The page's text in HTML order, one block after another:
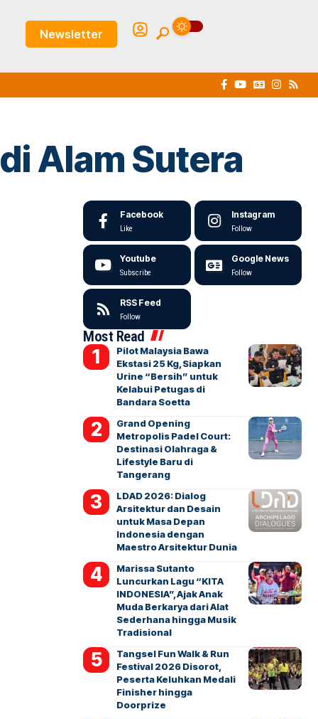
Newsletter
Alam Sutera
Facebook
Like
Instagram
Follow
Youtube
Subscribe
Google News
Follow
RSS Feed
Follow
Most Read
Pilot Malaysia Bawa
Ekstasi 25 Kg, Siapkan
Urine “Bersih” untuk
Kelabui Petugas di
Bandara Soetta
Grand Opening
Metropolis Padel Court:
Destinasi Olahraga &
Lifestyle Baru di
Tangerang
LDAD 2026: Dialog
Arsitektur dan Desain
untuk Masa Depan
Indonesia dengan
Maestro Arsitektur Dunia
Marissa Sutanto
Luncurkan Lagu “KITA
INDONESIA”, Ajak Anak
Muda Berkarya dari Alat
Sederhana hingga Musik
Tradisional
Tangsel Fun Walk & Run
Festival 2026 Disorot,
Peserta Keluhkan Medali
Finisher hingga
Doorprize